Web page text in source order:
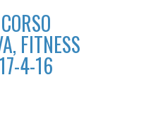
FITNESS
4-16